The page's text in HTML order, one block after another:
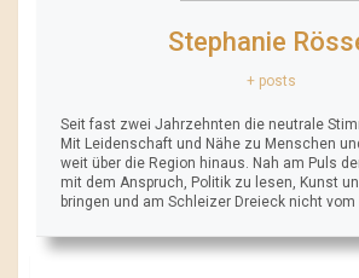
Stephanie
+ posts
Seit fast zwei Jahrzehnten die neutrale
Mit Leidenschaft und Nähe zu Menschen
weit über die Region hinaus. Nah am Puls
mit dem Anspruch, Politik zu lesen, Kunst
bringen und am Schleizer Dreieck nicht